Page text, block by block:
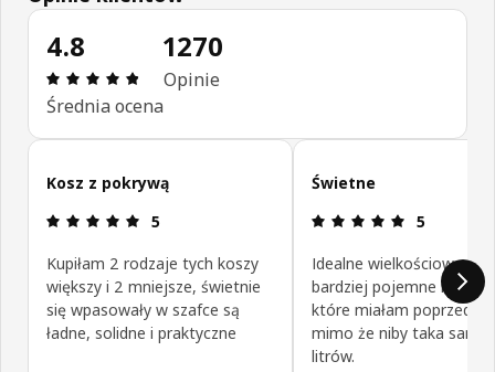
4.8
Opinia: 4.8 na 5 gwiazdki. Recenzje ogółem: 1270
Średnia ocena
1270
Opinie
Pomiń opinie klientów
Kosz z pokrywą
Opinia: 5 na 5 gwiazdki.
5
Kupiłam 2 rodzaje tych koszy
większy i 2 mniejsze, świetnie
się wpasowały w szafce są
ładne, solidne i praktyczne
Świetne
Opinia: 5
5
Idealne wielkościowe,
bardziej pojemne niż
które miałam
mimo że niby taka sama
litrów.